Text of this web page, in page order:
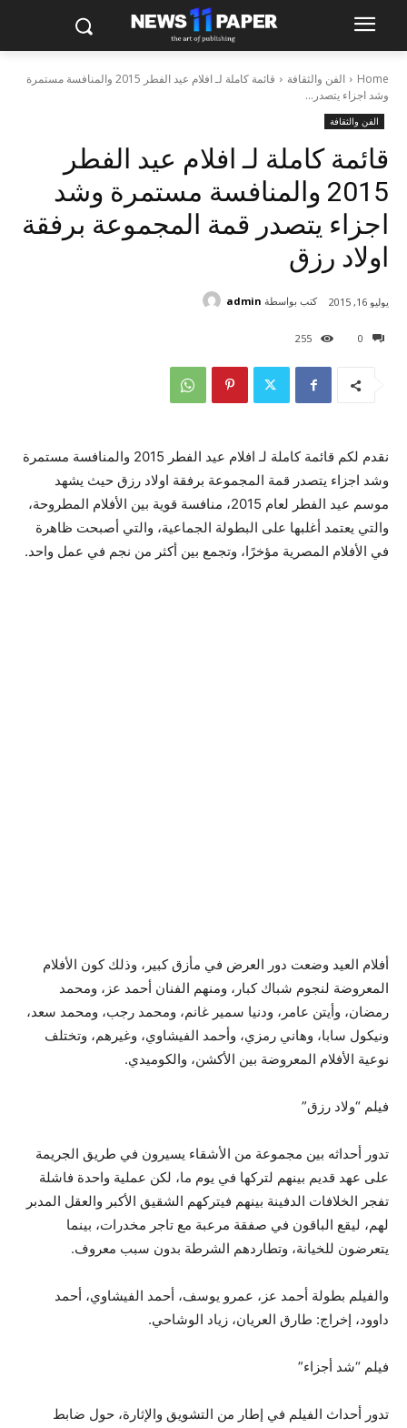
Home الفن والثقافة
قائمة كاملة لـ افلام عيد الفطر 2015 والمنافسة مستمرة
وشد اجزاء يتصدر...
الفن والثقافة
قائمة كاملة لـ افلام عيد الفطر
2015 والمنافسة مستمرة وشد
اجزاء يتصدر قمة المجموعة برفقة
اولاد رزق
0
255
يوليو 16, 2015 كتب بواسطة admin
نقدم لكم قائمة كاملة لـ افلام عيد الفطر 2015 والمنافسة مستمرة
وشد اجزاء يتصدر قمة المجموعة برفقة اولاد رزق حيث يشهد
موسم عيد الفطر لعام 2015، منافسة قوية بين الأفلام المطروحة،
والتي يعتمد أغلبها على البطولة الجماعية، والتي أصبحت ظاهرة
في الأفلام المصرية مؤخرًا، وتجمع بين أكثر من نجم في عمل واحد.
أفلام العيد وضعت دور العرض في مأزق كبير، وذلك كون الأفلام
المعروضة لنجوم شباك كبار، ومنهم الفنان أحمد عز، ومحمد
رمضان، وأيتن عامر، ودنيا سمير غانم، ومحمد رجب، ومحمد سعد،
ونيكول سابا، وهاني رمزي، وأحمد الفيشاوي، وغيرهم، وتختلف
نوعية الأفلام المعروضة بين الأكشن، والكوميدي.
فيلم “ولاد رزق”
تدور أحداثه بين مجموعة من الأشقاء يسيرون في طريق الجريمة
على عهد قديم بينهم لتركها في يوم ما، لكن عملية واحدة فاشلة
تفجر الخلافات الدفينة بينهم فيتركهم الشقيق الأكبر والعقل المدبر
لهم، ليقع الباقون في صفقة مرعبة مع تاجر مخدرات، بينما
يتعرضون للخيانة، وتطاردهم الشرطة بدون سبب معروف.
والفيلم بطولة أحمد عز، عمرو يوسف، أحمد الفيشاوي، أحمد
داوود، إخراج: طارق العريان، زياد الوشاحي.
فيلم “شد أجزاء”
تدور أحداث الفيلم في إطار من التشويق والإثارة، حول ضابط